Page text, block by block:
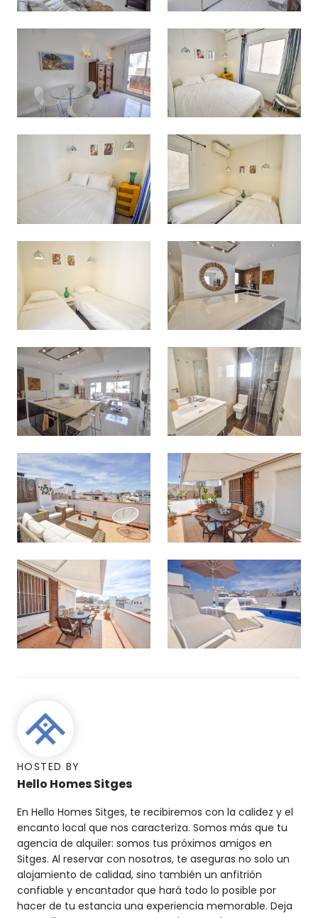
HOSTED BY
Hello Homes Sitges
En Hello Homes Sitges, te recibiremos con la calidez y el
encanto local que nos caracteriza. Somos más que tu
agencia de alquiler: somos tus próximos amigos en
Sitges. Al reservar con nosotros, te aseguras no solo un
alojamiento de calidad, sino también un anfitrión
confiable y encantador que hará todo lo posible por
hacer de tu estancia una experiencia memorable. Deja